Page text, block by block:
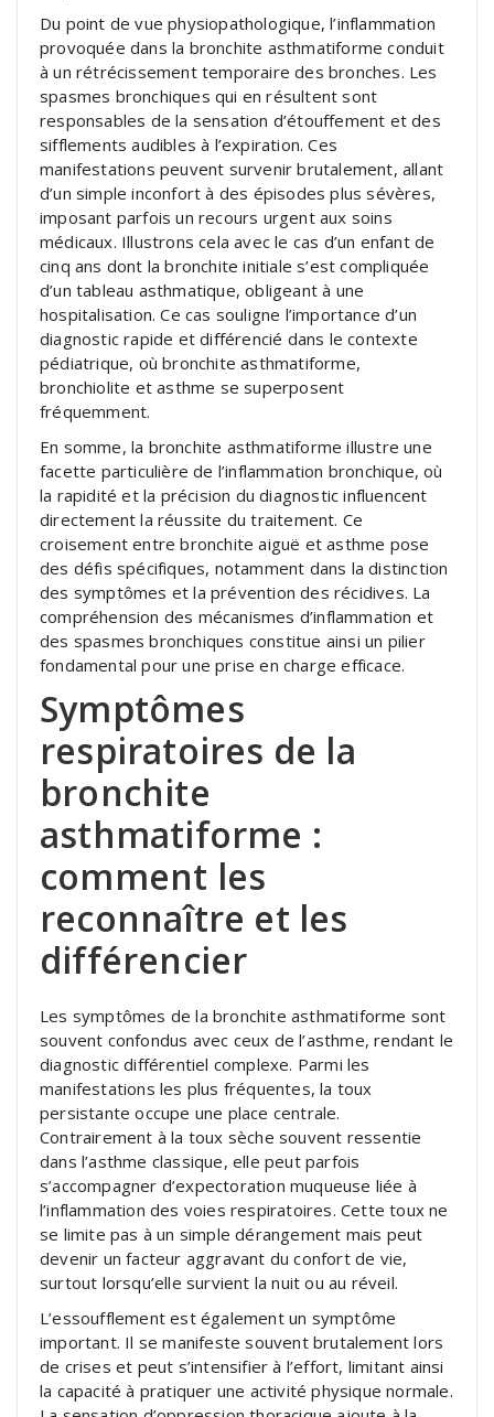
Du point de vue physiopathologique, l’inflammation
provoquée dans la bronchite asthmatiforme conduit
à un rétrécissement temporaire des bronches. Les
spasmes bronchiques qui en résultent sont
responsables de la sensation d’étouffement et des
sifflements audibles à l’expiration. Ces
manifestations peuvent survenir brutalement, allant
d’un simple inconfort à des épisodes plus sévères,
imposant parfois un recours urgent aux soins
médicaux. Illustrons cela avec le cas d’un enfant de
cinq ans dont la bronchite initiale s’est compliquée
d’un tableau asthmatique, obligeant à une
hospitalisation. Ce cas souligne l’importance d’un
diagnostic rapide et différencié dans le contexte
pédiatrique, où bronchite asthmatiforme,
bronchiolite et asthme se superposent
fréquemment.
En somme, la bronchite asthmatiforme illustre une
facette particulière de l’inflammation bronchique, où
la rapidité et la précision du diagnostic influencent
directement la réussite du traitement. Ce
croisement entre bronchite aiguë et asthme pose
des défis spécifiques, notamment dans la distinction
des symptômes et la prévention des récidives. La
compréhension des mécanismes d’inflammation et
des spasmes bronchiques constitue ainsi un pilier
fondamental pour une prise en charge efficace.
Symptômes
respiratoires de la
bronchite
asthmatiforme :
comment les
reconnaître et les
différencier
Les symptômes de la bronchite asthmatiforme sont
souvent confondus avec ceux de l’asthme, rendant le
diagnostic différentiel complexe. Parmi les
manifestations les plus fréquentes, la toux
persistante occupe une place centrale.
Contrairement à la toux sèche souvent ressentie
dans l’asthme classique, elle peut parfois
s’accompagner d’expectoration muqueuse liée à
l’inflammation des voies respiratoires. Cette toux ne
se limite pas à un simple dérangement mais peut
devenir un facteur aggravant du confort de vie,
surtout lorsqu’elle survient la nuit ou au réveil.
L’essoufflement est également un symptôme
important. Il se manifeste souvent brutalement lors
de crises et peut s’intensifier à l’effort, limitant ainsi
la capacité à pratiquer une activité physique normale.